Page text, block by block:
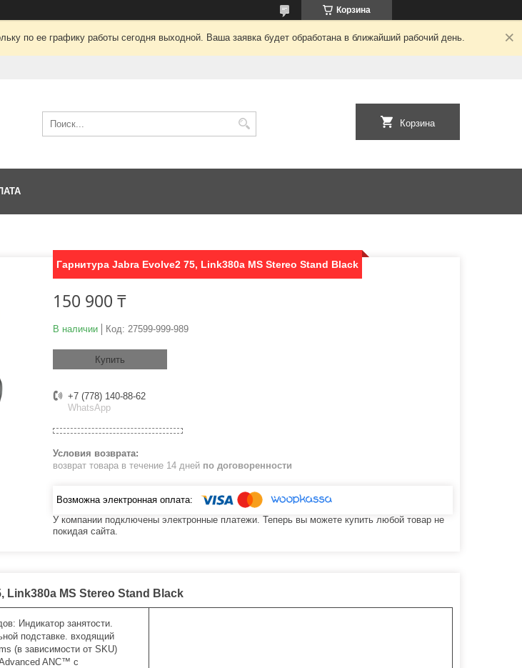
Корзина
по ее графику работы сегодня выходной. Ваша заявка будет обработана в ближайший рабочий день.
Корзина
Гарнитура Jabra Evolve2 75, Link380a MS Stereo Stand Black
150 900 ₸
В наличии Код: 27599-999-989
Купить
+7 (778) 140-88-62
WhatsApp
возврат товара в течение 14 дней по договоренности
У компании подключены электронные платежи. Теперь вы можете купить любой товар не
покидая сайта.
Link380a MS Stereo Stand Black
Индикатор занятости.
подставке. входящий
(в зависимости от SKU)
ANC™ с